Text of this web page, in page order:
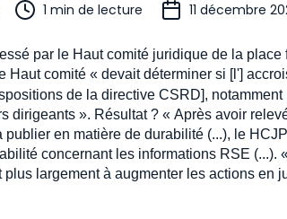
1 min de lecture 11 décembre
par le Haut comité juridique de la
Haut comité « devait déterminer si [l']
de la directive CSRD],
dirigeants ». Résultat ? « Après avoir
publier en matière de durabilité (...), le
concernant les informations RSE (...).
plus largement à augmenter les actions en